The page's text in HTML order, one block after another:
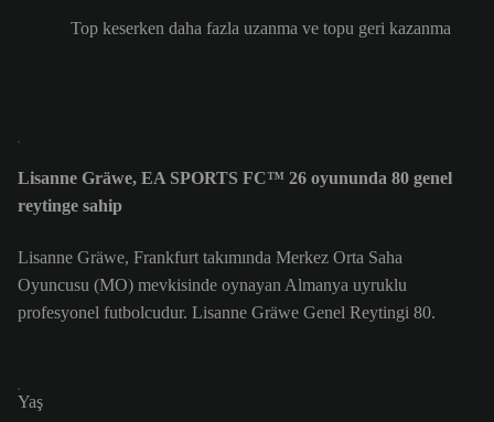
Top keserken daha fazla uzanma ve topu geri kazanma
Lisanne Gräwe, EA SPORTS FC™ 26 oyununda 80 genel
reytinge sahip
Lisanne Gräwe, Frankfurt takımında Merkez Orta Saha
Oyuncusu (MO) mevkisinde oynayan Almanya uyruklu
profesyonel futbolcudur. Lisanne Gräwe Genel Reytingi 80.
Yaş